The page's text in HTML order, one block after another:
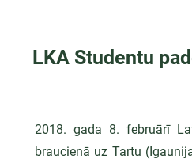
LKA Studentu
2018. gada 8. februārī
braucienā uz Tartu